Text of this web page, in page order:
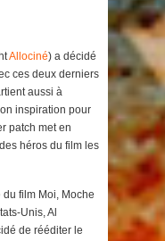
Allociné) a décidé
ces deux derniers
aussi à
inspiration pour
patch met en
héros du film les
film Moi, Moche
Unis, Al
de rééditer le